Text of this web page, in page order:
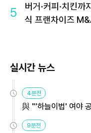
5
버거·커피·치킨까
식 프랜차이즈
실시간 뉴스
4분전
與 "'하늘이법' 여야
9분전